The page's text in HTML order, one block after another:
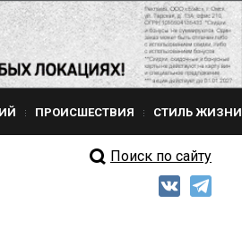
ПРОИСШЕСТВИЯ СТИЛЬ ЖИЗНИ
Поиск по сайту